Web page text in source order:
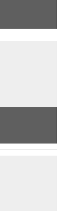
da produção
o papel do
antes dos anos
de artistas e
como o
Video